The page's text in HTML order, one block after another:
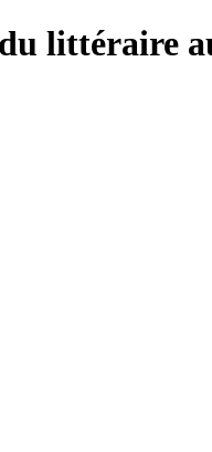
littéraire